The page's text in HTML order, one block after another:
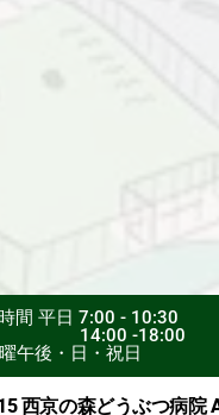
時間 平日 7:00
14:00 -18:00
水曜午後・
西京の森どうぶつ病院